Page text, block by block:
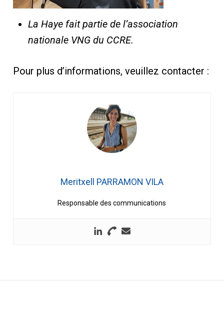
La Haye fait partie de l’association
nationale VNG du CCRE.
Pour plus d’informations, veuillez contacter :
Meritxell PARRAMON VILA
Responsable des communications